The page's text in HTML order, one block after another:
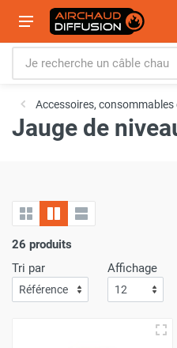
Accessoires, consommables
Jauge de
26 produits
Tri par
Affichage